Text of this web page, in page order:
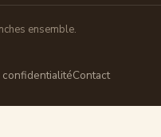
ensemble.
Contact